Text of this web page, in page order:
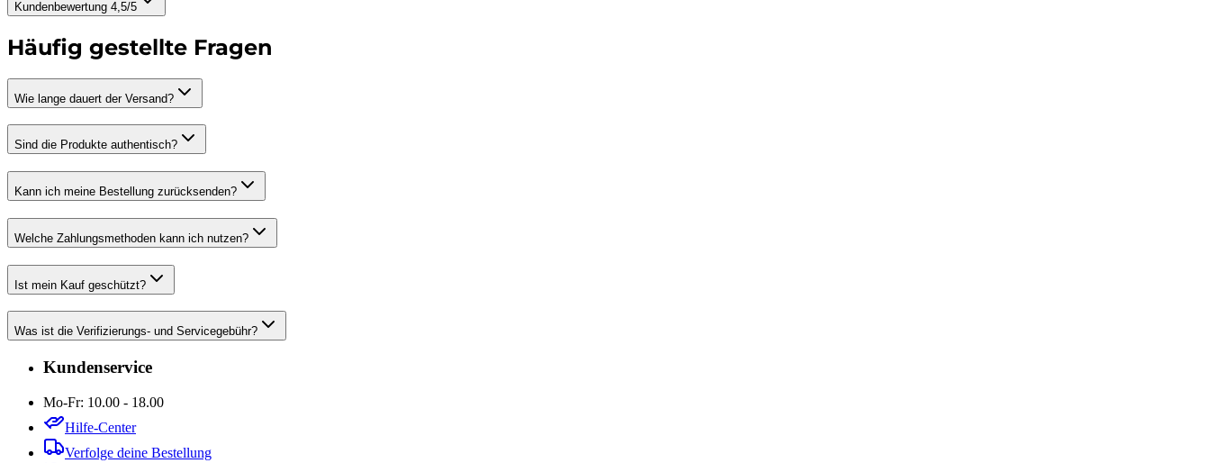
Kundenbewertung 4,5/5
Häufig gestellte Fragen
Wie lange dauert der Versand?
Sind die Produkte authentisch?
Kann ich meine Bestellung zurücksenden?
Welche Zahlungsmethoden kann ich nutzen?
Ist mein Kauf geschützt?
Was ist die Verifizierungs- und Servicegebühr?
Kundenservice
Mo-Fr: 10.00 - 18.00
Hilfe-Center
Verfolge deine Bestellung